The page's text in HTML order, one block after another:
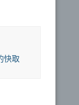
快取